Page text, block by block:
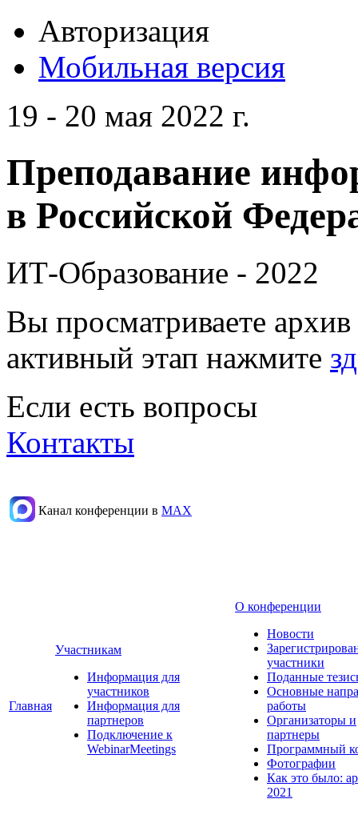
Авторизация
Мобильная версия
19 - 20 мая 2022 г.
Преподавание
в Российской
ИТ-Образование - 2022
Вы просматриваете
активный этап нажмите
Если есть вопросы
Контакты
Канал конференции в МАХ
Главная
Участникам
Информация для
участников
Информация для
партнеров
Подключение к
WebinarMeetings
О конференции
Новости
участники
Поданные
Основные
работы
Организаторы и
партнеры
Программный
Фотографии
Как это было:
2021